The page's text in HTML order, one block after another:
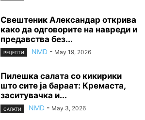
Свештеник Александар открива
како да одговорите на навреди и
предавства без...
РЕЦЕПТИ NMD - May 19, 2026
Пилешка салата со кикирики
што сите ја бараат: Кремаста,
заситувачка и...
САЛАТИ NMD - May 3, 2026